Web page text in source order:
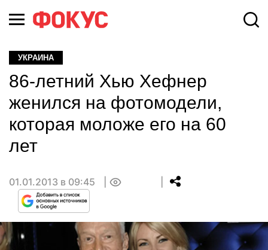
УКРАИНА
86-летний Хью Хефнер
женился на фотомодели,
которая моложе его на 60
лет
01.01.2013 в 09:45